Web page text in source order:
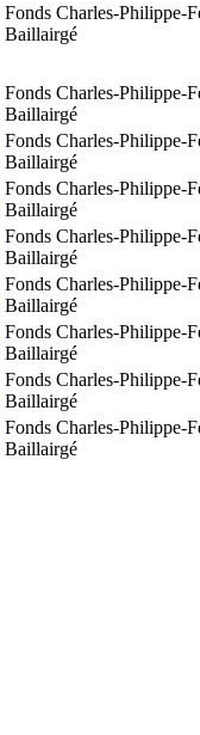
Fonds Charles-Philippe-
Baillairgé
Fonds Charles-Philippe-
Baillairgé
Fonds Charles-Philippe-
Baillairgé
Fonds Charles-Philippe-
Baillairgé
Fonds Charles-Philippe-
Baillairgé
Fonds Charles-Philippe-
Baillairgé
Fonds Charles-Philippe-
Baillairgé
Fonds Charles-Philippe-
Baillairgé
Fonds Charles-Philippe-
Baillairgé